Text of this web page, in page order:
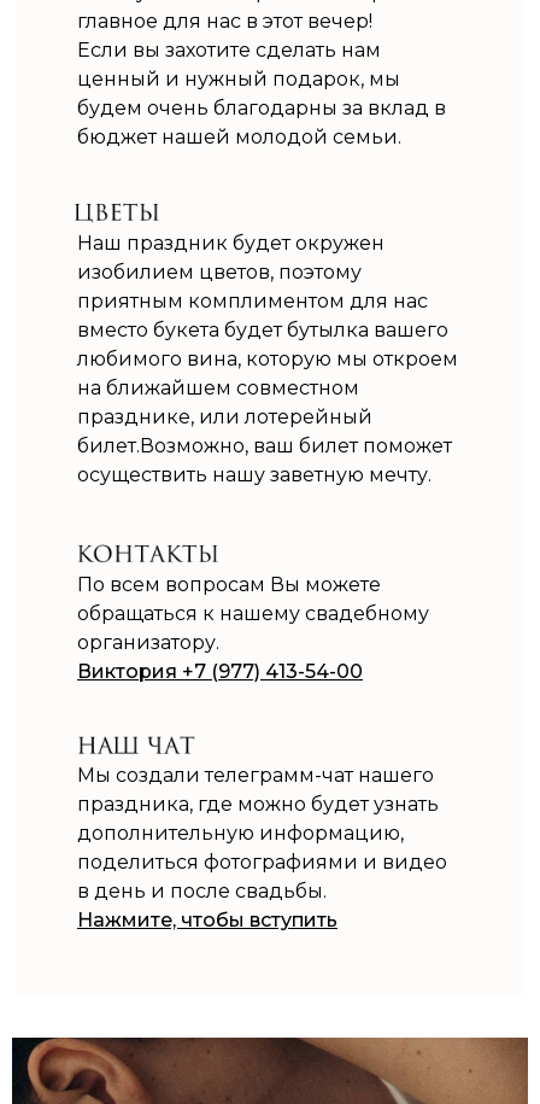
главное для нас в этот вечер!
Если вы захотите сделать нам
ценный и нужный подарок, мы
будем очень благодарны за вклад в
бюджет нашей молодой семьи.
Наш праздник будет окружен
изобилием цветов, поэтому
приятным комплиментом для нас
вместо букета будет бутылка вашего
любимого вина, которую мы откроем
на ближайшем совместном
празднике, или лотерейный
билет.Возможно, ваш билет поможет
осуществить нашу заветную мечту.
По всем вопросам Вы можете
обращаться к нашему свадебному
организатору.
Виктория +7 (977) 413-54-00
Мы создали телеграмм-чат нашего
праздника, где можно будет узнать
дополнительную информацию,
поделиться фотографиями и видео
в день и после свадьбы.
Нажмите, чтобы вступить